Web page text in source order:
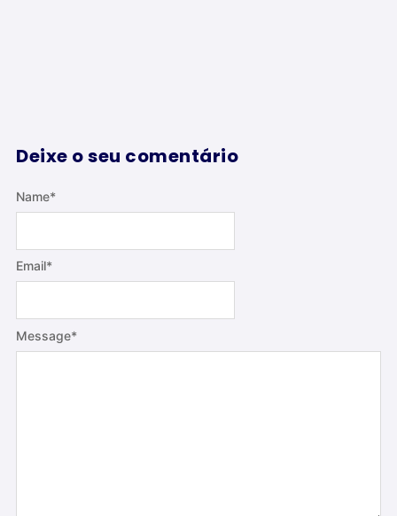
Deixe o seu comentário
Message*
Name*
Email*